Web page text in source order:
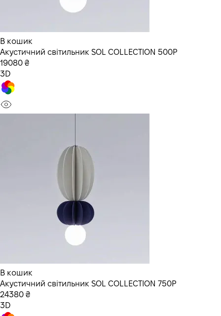
В кошик
Акустичний світильник SOL COLLECTION 500P
19080 ₴
3D
В кошик
Акустичний світильник SOL COLLECTION 750P
24380 ₴
3D